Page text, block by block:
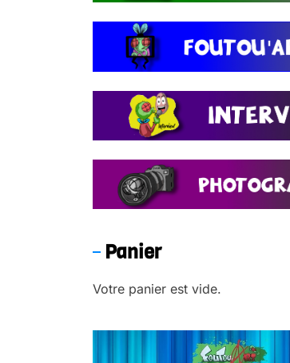
Panier
Votre panier est vide.